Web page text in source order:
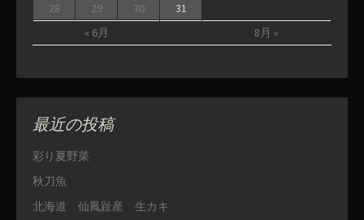
« 6月 8月 »
28
29 30 31
最近の投稿
彩り夏野菜
秋刀魚
北海道 仙鳳趾産 生カキ